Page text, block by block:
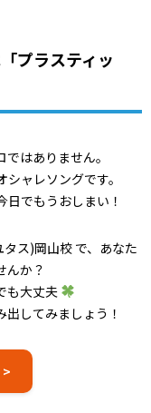
プラスティッ
はありません。
ャレソングです。
でもうおしまい！
ス)岡山校 で、あなた
んか？
も大丈夫
してみましょう！